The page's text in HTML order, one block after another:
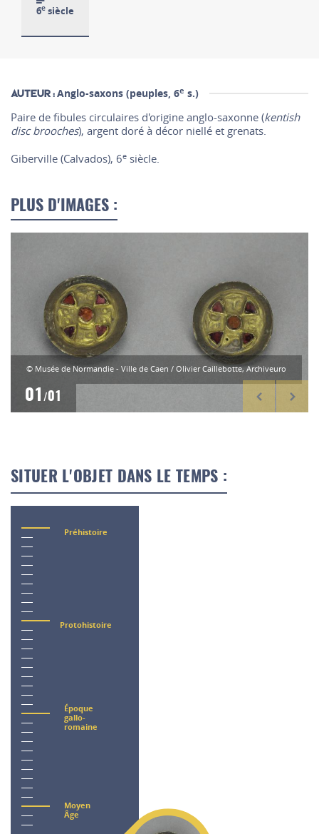
6e siècle
Auteur :Anglo-saxons (peuples, 6e s.)
Paire de fibules circulaires d'origine anglo-saxonne (kentish
disc brooches), argent doré à décor niellé et grenats.
Giberville (Calvados), 6e siècle.
PLUS D'IMAGES :
© Musée de Normandie - Ville de Caen / Olivier Caillebotte, Archiveuro
01 /01
SITUER L'OBJET DANS LE TEMPS :
Préhistoire
Protohistoire
Époque
gallo-
romaine
Moyen
Âge